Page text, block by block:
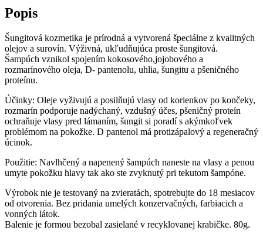
TIME
Popis
Šungitová kozmetika je prírodná a vytvorená špeciálne z kvalitných
olejov a surovín. Výživná, ukľudňujúca proste šungitová.
Šampúch vznikol spojením kokosového,jojobového a
rozmarínového oleja, D- pantenolu, uhlia, šungitu a pšeničného
proteínu.
Účinky: Oleje vyživujú a posilňujú vlasy od korienkov po končeky,
rozmarín podporuje nadýchaný, vzdušný účes, pšeničný proteín
ochraňuje vlasy pred lámaním, šungit si poradí s akýmkoľvek
problémom na pokožke. D pantenol má protizápalový a regeneračný
úcinok.
Použitie: Navlhčený a napenený šampúch naneste na vlasy a penou
umyte pokožku hlavy tak ako ste zvyknutý pri tekutom šampóne.
Výrobok nie je testovaný na zvieratách, spotrebujte do 18 mesiacov
od otvorenia. Bez pridania umelých konzervačných, farbiacich a
vonných látok.
Balenie je formou bezobal zasielané v recyklovanej krabičke. 80g.